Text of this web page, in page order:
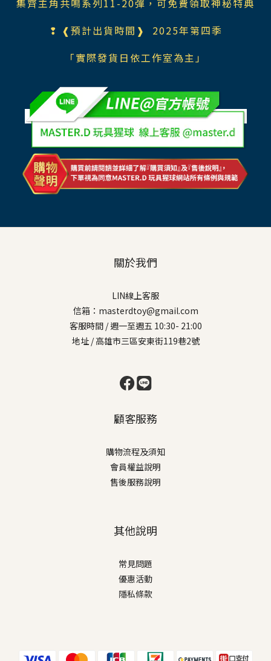
集齊主角共鳴系列11-20彈，可免費領取神秘特典
❢ ❰預計出貨時間❱ 2025年第四季
「實際發貨日依工作室為主」
關於我們
LIN線上客服
信箱：masterdtoy@gmail.com
客服時間 / 週一至週五 10:30- 21:00
地址 / 高雄市三區安東街119巷2號
顧客服務
購物流程及須知
會員權益說明
售後服務說明
其他說明
常見問題
優惠活動
隱私條款